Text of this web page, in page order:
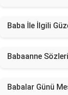
Baba İle İlgili
Babaanne Sözleri
Babalar Günü